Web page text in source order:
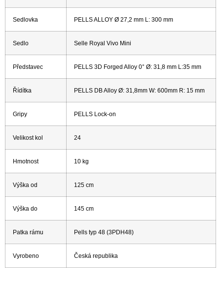
Sedlovka PELLS ALLOY Ø 27,2 mm L: 300 mm
Sedlo Selle Royal Vivo Mini
Představec PELLS 3D Forged Alloy 0° Ø: 31,8 mm L:35 mm
Řídítka PELLS DB Alloy Ø: 31,8mm W: 600mm R: 15 mm
Gripy PELLS Lock-on
Velikost kol 24
Hmotnost 10 kg
Výška od 125 cm
Výška do 145 cm
Patka rámu Pells typ 48 (3PDH48)
Vyrobeno Česká republika